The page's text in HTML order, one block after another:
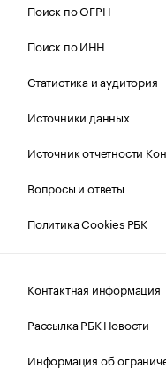
Поиск по ОГРН
Поиск по ИНН
Статистика и аудитория
Источники данных
Источник отчетности
Вопросы и ответы
Политика Cookies РБК
Контактная информация
Рассылка РБК Новости
Информация об